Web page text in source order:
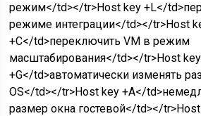
режим</td></tr>Host key +L</
режиме интеграции</td></tr>Host
+C</td>переключить VM в режим
масштабирования</td></tr>Host key
+G</td>автоматически изменять
OS</td></tr>Host key +A</
размер окна гостевой</td></